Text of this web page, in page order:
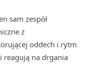
sam zespół
z
oddech i rytm
reagują na drgania